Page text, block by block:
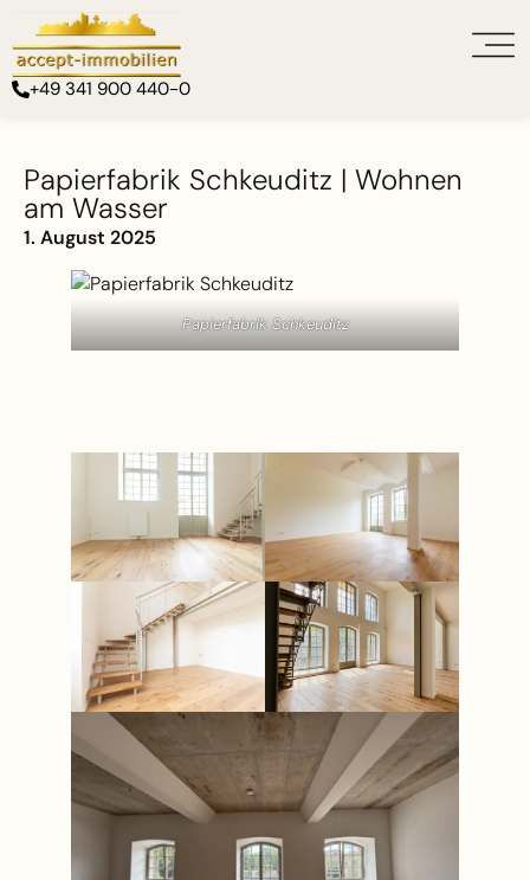
+49 341 900 440-0
Papierfabrik Schkeuditz | Wohnen
am Wasser
1. August 2025
Papierfabrik Schkeuditz